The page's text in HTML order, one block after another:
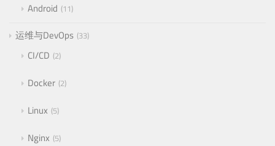
Android 11
运维与DevOps 33
CI/CD 2
Docker 2
Linux 5
Nginx 5